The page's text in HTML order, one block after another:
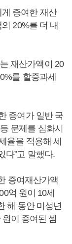
증여한 재산
20%를 더 내
재산가액이 20
를 할증과세
증여가 일반 국
문제를 심화시
율을 적용해 세
다”고 말했다.
증여재산가액
억 원이 10세
해 동안 미성년
이 증여된 셈